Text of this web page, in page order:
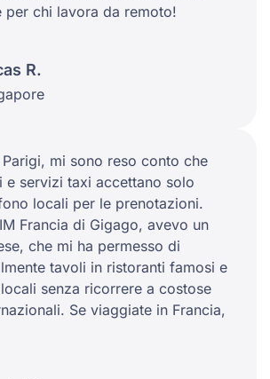
per chi lavora da remoto!
R.
mi sono reso conto che
e servizi taxi accettano solo
locali per le prenotazioni.
Francia di Gigago, avevo un
che mi ha permesso di
tavoli in ristoranti famosi e
senza ricorrere a costose
Se viaggiate in Francia,